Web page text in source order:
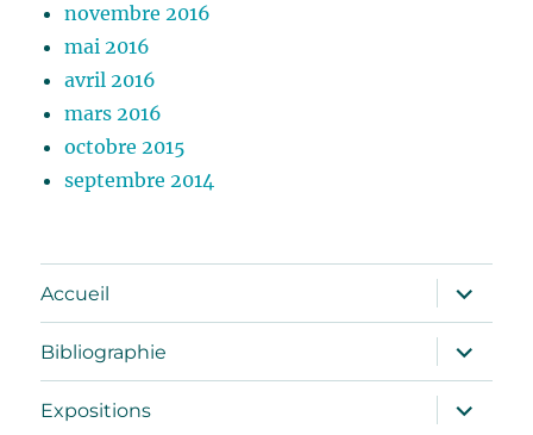
novembre 2016
mai 2016
avril 2016
mars 2016
octobre 2015
septembre 2014
Accueil
ouvrir
le
sous-
menu
Bibliographie
ouvrir
le
sous-
menu
Expositions
ouvrir
le